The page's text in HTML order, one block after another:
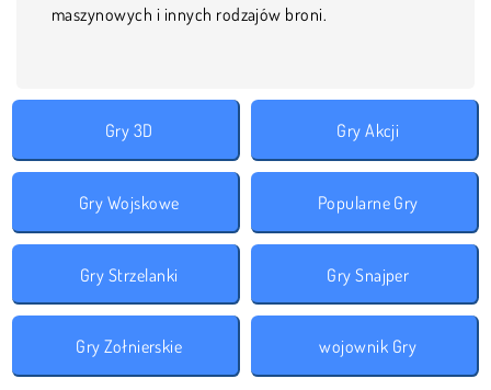
maszynowych i innych rodzajów broni.
Gry 3D Gry Akcji
Gry Wojskowe Popularne Gry
Gry Strzelanki Gry Snajper
Gry Zołnierskie wojownik Gry